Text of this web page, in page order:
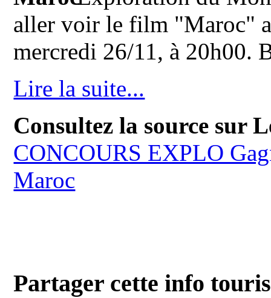
aller voir le film "Maroc"
mercredi 26/11, à 20h00.
Lire la suite...
Consultez la source sur
CONCOURS EXPLO
Maroc
Partager cette info